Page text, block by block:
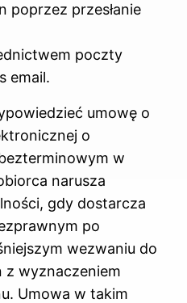
poprzez przesłanie
poczty
email.
umowę o
o
w
narusza
gdy dostarcza
po
wezwaniu do
z wyznaczeniem
Umowa w takim